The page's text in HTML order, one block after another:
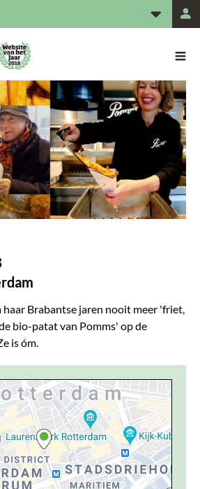
haar Brabantse jaren nooit meer 'friet,
bio-patat van Pomms' op de
is óm.
De Buik van {city: city}
De Buik